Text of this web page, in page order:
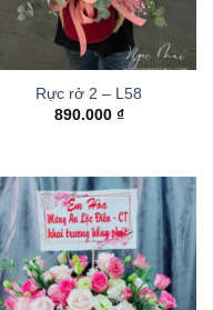
Rực rở 2 – L58
890.000 ₫